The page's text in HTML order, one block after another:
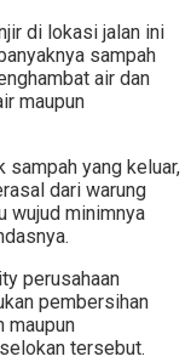
di lokasi jalan ini
sampah
air dan
maupun
sampah yang keluar,
dari warung
wujud minimnya
perusahaan
pembersihan
maupun
tersebut.